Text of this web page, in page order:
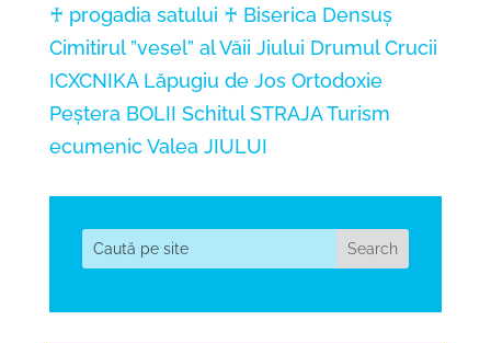
♰ progadia satului ♰ Biserica Densuș
Cimitirul ”vesel” al Văii Jiului Drumul Crucii
ICXCNIKA Lăpugiu de Jos Ortodoxie
Peștera BOLII Schitul STRAJA Turism
ecumenic Valea JIULUI